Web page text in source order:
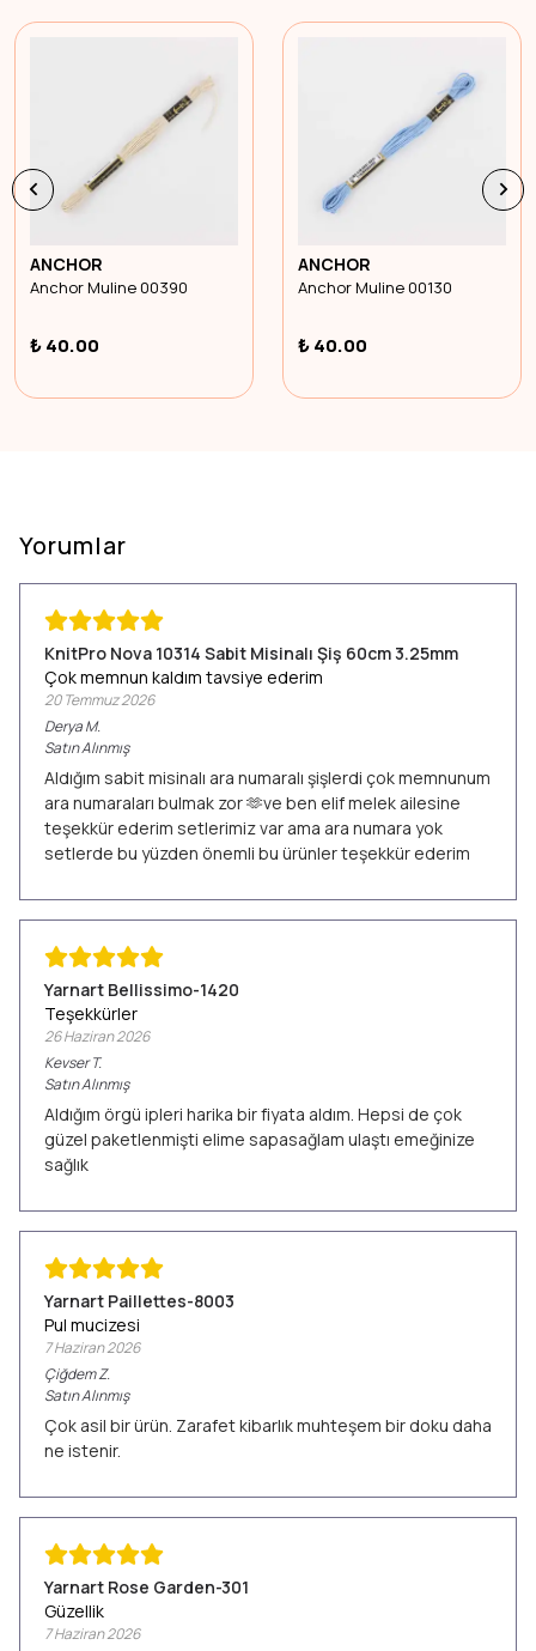
ANCHOR
Anchor Muline 00390
₺ 40.00
ANCHOR
Anchor Muline 00130
₺ 40.00
Yorumlar
KnitPro Nova 10314 Sabit Misinalı Şiş 60cm 3.25mm
Çok memnun kaldım tavsiye ederim
20 Temmuz 2026
DeryaM.
Satın Alınmış
Aldığım sabit misinalı ara numaralı şişlerdi çok memnunum
ara numaraları bulmak zor 🫶ve ben elif melek ailesine
teşekkür ederim setlerimiz var ama ara numara yok
setlerde bu yüzden önemli bu ürünler teşekkür ederim
Yarnart Bellissimo-1420
Teşekkürler
26 Haziran 2026
Kevser T.
Satın Alınmış
Aldığım örgü ipleri harika bir fiyata aldım. Hepsi de çok
güzel paketlenmişti elime sapasağlam ulaştı emeğinize
sağlık
Yarnart Paillettes-8003
Pul mucizesi
7 Haziran 2026
ÇiğdemZ.
Satın Alınmış
Çok asil bir ürün. Zarafet kibarlık muhteşem bir doku daha
ne istenir.
Yarnart Rose Garden-301
Güzellik
7 Haziran 2026